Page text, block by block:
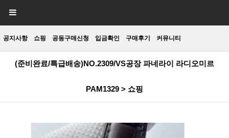
공지사항 쇼핑 공동구매신청 입금확인 구매후기 커뮤니티
(준비완료/특급배송)NO.2309/VS공장 파네라이 라디오미르
PAM1329 > 쇼핑